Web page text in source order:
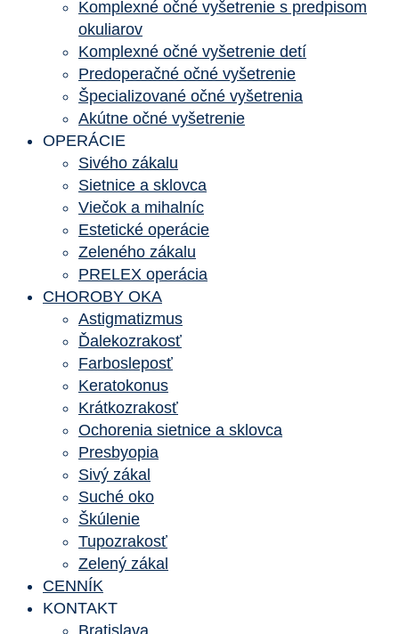
Komplexné očné vyšetrenie s predpisom
okuliarov
Komplexné očné vyšetrenie detí
Predoperačné očné vyšetrenie
Špecializované očné vyšetrenia
Akútne očné vyšetrenie
OPERÁCIE
Sivého zákalu
Sietnice a sklovca
Viečok a mihalníc
Estetické operácie
Zeleného zákalu
PRELEX operácia
CHOROBY OKA
Astigmatizmus
Ďalekozrakosť
Farbosleposť
Keratokonus
Krátkozrakosť
Ochorenia sietnice a sklovca
Presbyopia
Sivý zákal
Suché oko
Škúlenie
Tupozrakosť
Zelený zákal
CENNÍK
KONTAKT
Bratislava